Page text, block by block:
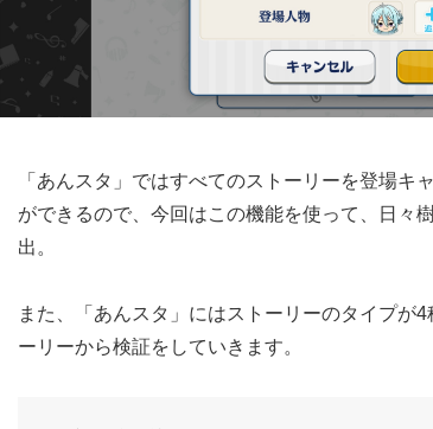
「あんスタ」ではすべてのストーリーを登場キ
ができるので、今回はこの機能を使って、日々
出。
また、「あんスタ」にはストーリーのタイプが
ーリーから検証をしていきます。